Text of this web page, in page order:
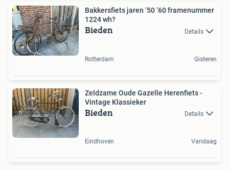
Bakkersfiets jaren ‘50 ‘60 framenummer
1224 wh?
Bieden Details
Rotterdam Gisteren
Zeldzame Oude Gazelle Herenfiets -
Vintage Klassieker
Bieden Details
Eindhoven Vandaag